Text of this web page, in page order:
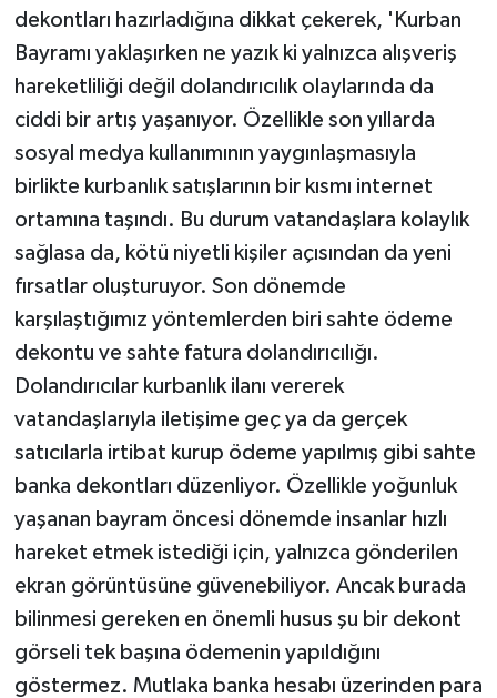
dekontları hazırladığına dikkat çekerek, 'Kurban
Bayramı yaklaşırken ne yazık ki yalnızca alışveriş
hareketliliği değil dolandırıcılık olaylarında da
ciddi bir artış yaşanıyor. Özellikle son yıllarda
sosyal medya kullanımının yaygınlaşmasıyla
birlikte kurbanlık satışlarının bir kısmı internet
ortamına taşındı. Bu durum vatandaşlara kolaylık
sağlasa da, kötü niyetli kişiler açısından da yeni
fırsatlar oluşturuyor. Son dönemde
karşılaştığımız yöntemlerden biri sahte ödeme
dekontu ve sahte fatura dolandırıcılığı.
Dolandırıcılar kurbanlık ilanı vererek
vatandaşlarıyla iletişime geç ya da gerçek
satıcılarla irtibat kurup ödeme yapılmış gibi sahte
banka dekontları düzenliyor. Özellikle yoğunluk
yaşanan bayram öncesi dönemde insanlar hızlı
hareket etmek istediği için, yalnızca gönderilen
ekran görüntüsüne güvenebiliyor. Ancak burada
bilinmesi gereken en önemli husus şu bir dekont
görseli tek başına ödemenin yapıldığını
göstermez. Mutlaka banka hesabı üzerinden para